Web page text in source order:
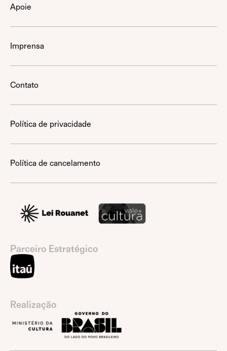
Apoie
Imprensa
Contato
Política de privacidade
Política de cancelamento
Parceiro Estratégico
Realização